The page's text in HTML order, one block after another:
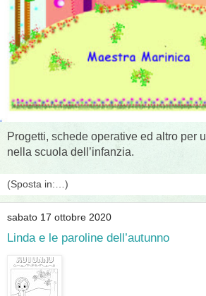
Progetti, schede operative ed altro per
nella scuola dell’infanzia.
sabato 17 ottobre 2020
Linda e le paroline dell’autunno